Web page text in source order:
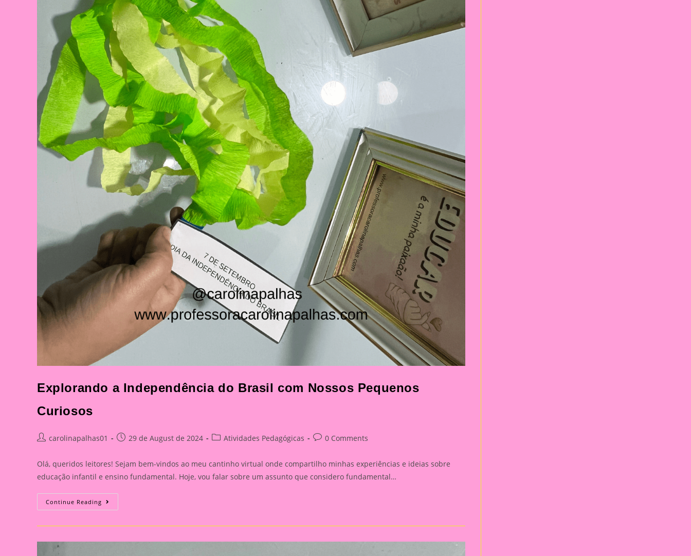
Explorando a Independência do Brasil com Nossos Pequenos
Curiosos
Postcarolinapalhas01
Post29 de August de 2024
PostAtividades Pedagógicas
Post0 Comments
Olá, queridos leitores! Sejam bem-vindos ao meu cantinho virtual onde compartilho minhas experiências e ideias sobre
educação infantil e ensino fundamental. Hoje, vou falar sobre um assunto que considero fundamental…
Continue Reading Explorando
A
Nossos